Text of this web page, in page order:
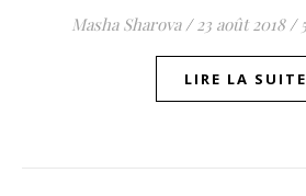
Masha Sharova / 23 août 2018 /
LIRE LA SUITE